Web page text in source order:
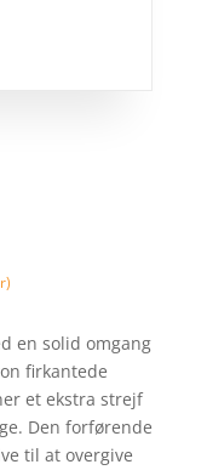
en solid omgang
firkantede
et ekstra strejf
Den forførende
til at overgive